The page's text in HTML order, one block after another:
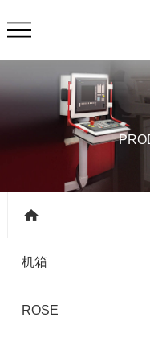
机箱
ROSE